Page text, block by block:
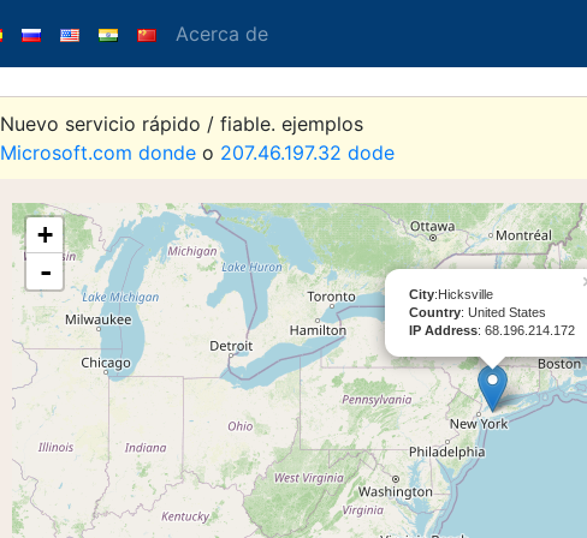
Acerca de
Nuevo servicio rápido / fiable. ejemplos
Microsoft.com donde o 207.46.197.32 dode
City:Hicksville
Country: United States
IP Address: 68.196.214.172
+
-